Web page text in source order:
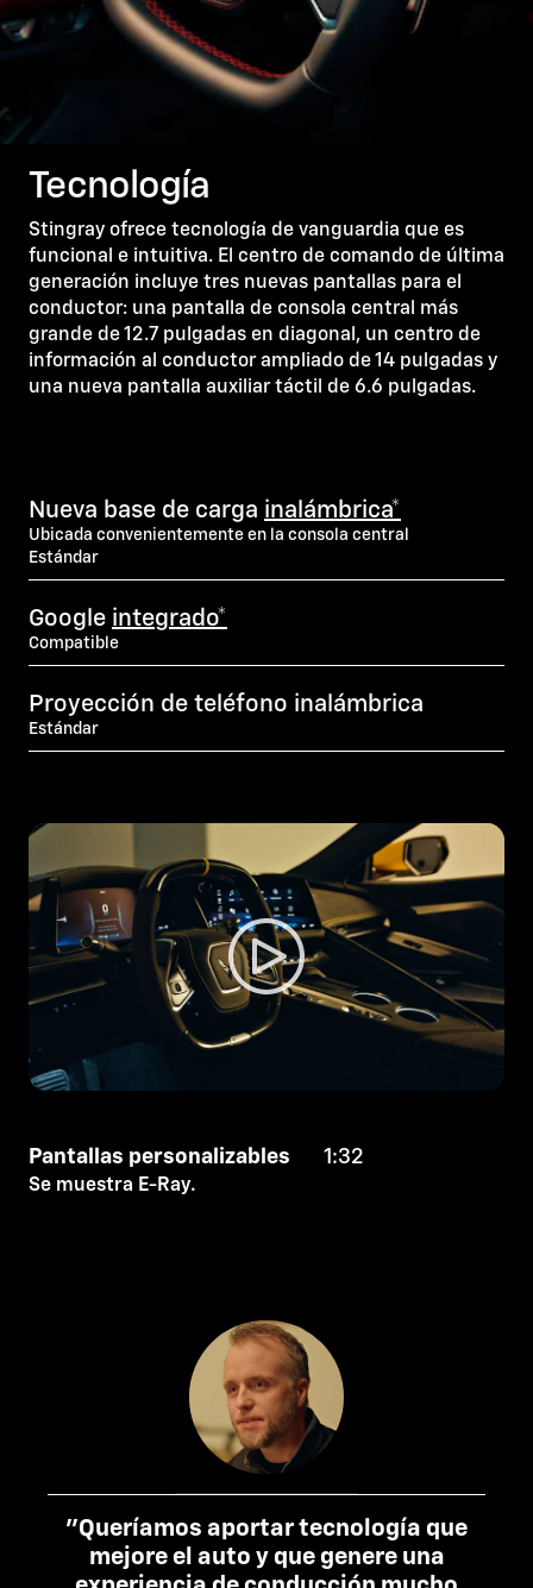
Tecnología
Stingray ofrece tecnología de vanguardia que es
funcional e intuitiva. El centro de comando de última
generación incluye tres nuevas pantallas para el
conductor: una pantalla de consola central más
grande de 12.7 pulgadas en diagonal, un centro de
información al conductor ampliado de 14 pulgadas y
una nueva pantalla auxiliar táctil de 6.6 pulgadas.
Nueva base de carga inalámbrica*
Ubicada convenientemente en la consola central
Estándar
Google integrado*
Compatible
Proyección de teléfono inalámbrica
Estándar
Pantallas personalizables 1:32
Se muestra E-Ray.
"Queríamos aportar tecnología que
mejore el auto y que genere una